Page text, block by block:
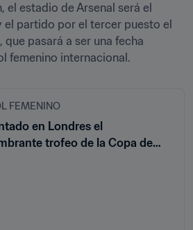
el estadio de Arsenal será el
el partido por el tercer puesto el
pasará a ser una fecha
femenino internacional.
FEMENINO
en Londres el
trofeo de la Copa de